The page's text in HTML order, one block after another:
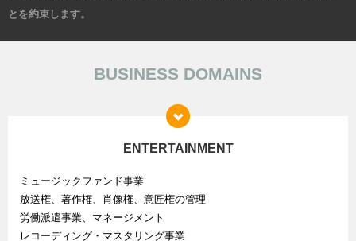
とを約束します。
BUSINESS DOMAINS
ENTERTAINMENT
ミュージックファンド事業
放送権、著作権、肖像権、意匠権の管理
労働派遣事業、マネージメント
レコーディング・マスタリング事業